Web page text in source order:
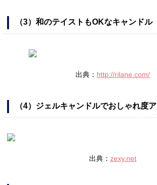
（3）和のテイストもOKなキャンドル
出典： http://rilane.com/
（4）ジェルキャンドルでおしゃれ度
出典： zexy.net